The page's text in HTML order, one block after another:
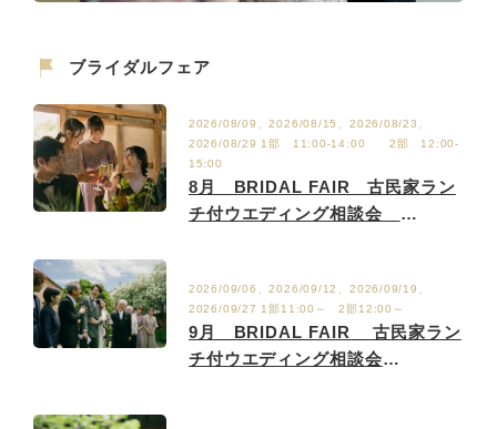
ブライダルフェア
2026/08/09、2026/08/15、2026/08/23、
2026/08/29 1部 11:00-14:00 2部 12:00-
15:00
8月 BRIDAL FAIR 古民家ラン
チ付ウエディング相談会
2026/09/06、2026/09/12、2026/09/19、
2026/09/27 1部11:00～ 2部12:00～
9月 BRIDAL FAIR 古民家ラン
チ付ウエディング相談会